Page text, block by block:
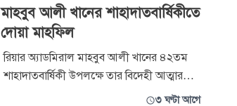
মাহবুব আলী খানের শাহাদাতবার্ষিকীতে
দোয়া মাহফিল
রিয়ার অ্যাডমিরাল মাহবুব আলী খানের ৪২তম
শাহাদাতবার্ষিকী উপলক্ষে তার বিদেহী আত্মার
মাগফিরাত কামনা করে দোয়া মাহফিল ও ইসলামী
৩ ঘণ্টা আগে